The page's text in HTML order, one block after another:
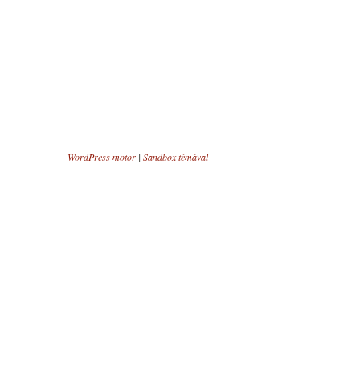
WordPress motor | Sandbox témával